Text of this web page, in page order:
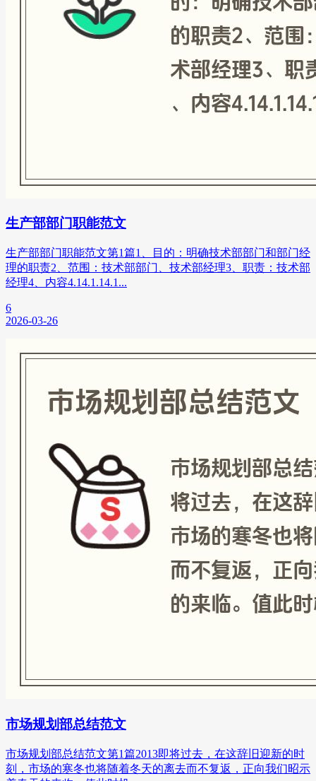
生产部部门职能范文
生产部部门职能范文第1篇1、目的：明确技术部部门和部门经
理的职责2、范围：技术部部门、技术部经理3、职责：技术部
经理4、内容4.14.1.14.1...
6
2026-03-26
市场规划部总结范文
市场规划部总结范文第1篇2013即将过去，在这辞旧迎新的时
刻，市场的寒冬也将随着冬天的离去而不复返，正向我们昭示